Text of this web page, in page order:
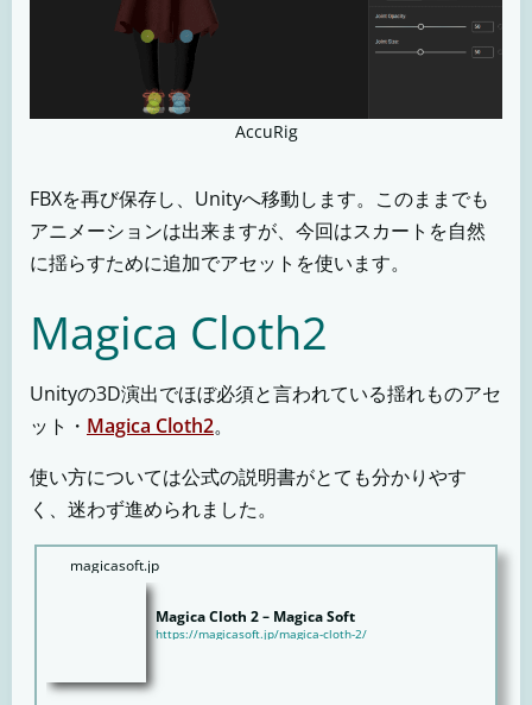
AccuRig
FBXを再び保存し、Unityへ移動します。このままでも
アニメーションは出来ますが、今回はスカートを自然
に揺らすために追加でアセットを使います。
Magica Cloth2
Unityの3D演出でほぼ必須と言われている揺れものアセ
ット・ Magica Cloth2。
使い方については公式の説明書がとても分かりやす
く、迷わず進められました。
magicasoft.jp
Magica Cloth 2 – Magica Soft
https://magicasoft.jp/magica-cloth-2/